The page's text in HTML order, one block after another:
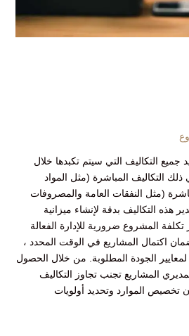
التكاليف التي سيتم تكبدها خلال
التكاليف المباشرة (مثل المواد
(مثل النفقات العامة والمصروفات
هذه التكاليف بدقة لإنشاء ميزانية
تكلفة المشروع ضرورية للإدارة الفعالة
اكتمال المشاريع في الوقت المحدد ،
لمعايير الجودة المطلوبة. من خلال الحصول
المشاريع تجنب تجاوز التكاليف
تخصيص الموارد وتحديد أولويات